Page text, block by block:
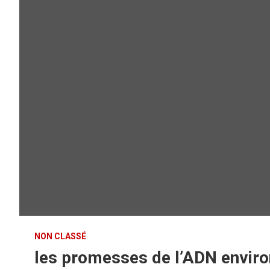
NON CLASSÉ
les promesses de l’ADN